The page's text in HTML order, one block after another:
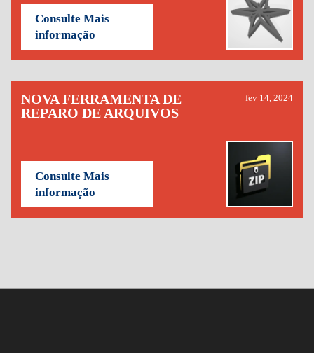
Consulte Mais
informação
NOVA FERRAMENTA DE
REPARO DE ARQUIVOS
fev 14, 2024
Consulte Mais
informação